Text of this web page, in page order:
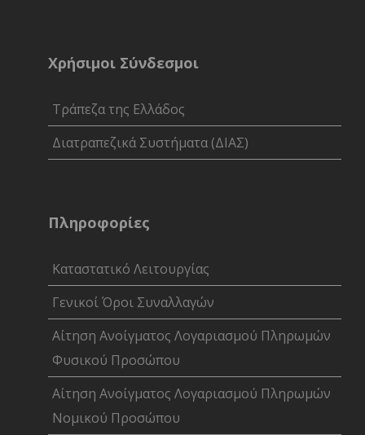
Χρήσιμοι Σύνδεσμοι
Τράπεζα της Ελλάδος
Διατραπεζικά Συστήματα (ΔΙΑΣ)
Πληροφορίες
Καταστατικό Λειτουργίας
Γενικοί Όροι Συναλλαγών
Αίτηση Ανοίγματος Λογαριασμού Πληρωμών
Φυσικού Προσώπου
Αίτηση Ανοίγματος Λογαριασμού Πληρωμών
Νομικού Προσώπου